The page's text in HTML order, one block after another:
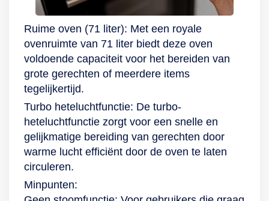
Ruime oven (71 liter): Met een royale
ovenruimte van 71 liter biedt deze oven
voldoende capaciteit voor het bereiden van
grote gerechten of meerdere items
tegelijkertijd.
Turbo heteluchtfunctie: De turbo-
heteluchtfunctie zorgt voor een snelle en
gelijkmatige bereiding van gerechten door
warme lucht efficiënt door de oven te laten
circuleren.
Minpunten: